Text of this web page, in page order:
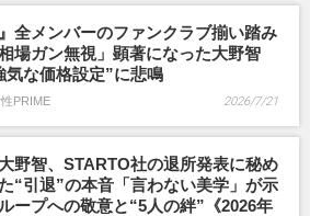
』全メンバーのファンクラブ揃い踏み
場ガン無視」顕著になった大野智
気な価格設定”に悲鳴
PRIME 2026/7/21
野智、STARTO社の退所発表に秘め
“引退”の本音「言わない美学」が示
ープへの敬意と“5人の絆”《2026年